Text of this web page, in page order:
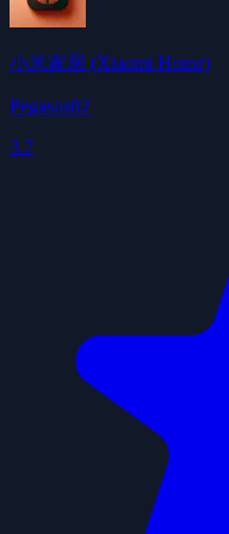
小米家居 (Xiaomi Home)
Pegasus02
3.7